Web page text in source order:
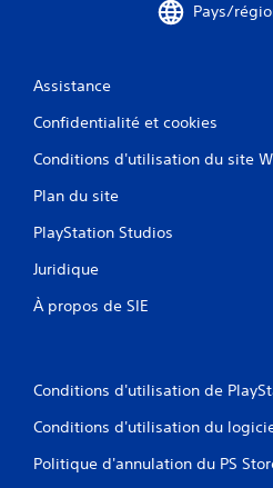
Pays/
Assistance
Confidentialité et cookies
Conditions d'utilisation du site
Plan du site
PlayStation Studios
Juridique
À propos de SIE
Conditions d'utilisation de
Conditions d'utilisation du
Politique d'annulation du PS